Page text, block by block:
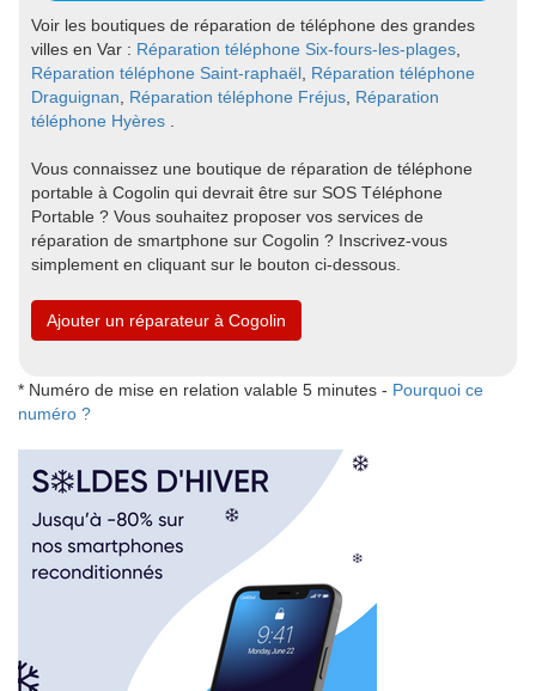
Voir les boutiques de réparation de téléphone des grandes
villes en Var : Réparation téléphone Six-fours-les-plages
Réparation téléphone Saint-raphaël Réparation téléphone
Draguignan
Réparation téléphone Fréjus Réparation
téléphone Hyères
Vous connaissez une boutique de réparation de téléphone
portable à Cogolin qui devrait être sur SOS Téléphone
Portable ? Vous souhaitez proposer vos services de
réparation de smartphone sur Cogolin ? Inscrivez-vous
simplement en cliquant sur le bouton ci-dessous.
Ajouter un réparateur à Cogolin
* Numéro de mise en relation valable 5 minutes - Pourquoi ce
numéro ?